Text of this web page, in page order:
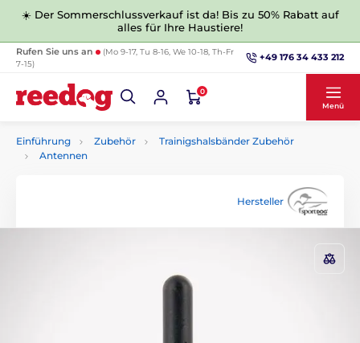
☀️ Der Sommerschlussverkauf ist da! Bis zu 50% Rabatt auf
alles für Ihre Haustiere!
Rufen Sie uns an
(Mo 9-17, Tu 8-16, We 10-18, Th-Fr
7-15)
+49 176 34 433 212
0
Menü
Einführung Zubehör
Trainigshalsbänder Zubehör
Antennen
Hersteller